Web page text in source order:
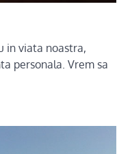
in viata noastra,
personala. Vrem sa